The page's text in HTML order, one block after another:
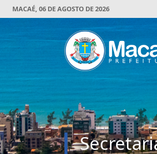
MACAÉ, 06 DE AGOSTO DE 2026